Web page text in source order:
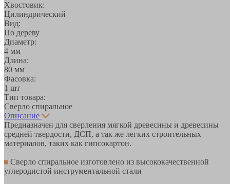
Хвостовик:
Цилиндрический
Вид:
По дереву
Диаметр:
4 мм
Длина:
80 мм
Фасовка:
1 шт
Тип товара:
Сверло спиральное
Описание
Предназначен для сверления мягкой древесины и древесины
средней твердости, ДСП, а так же легких строительных
материалов, таких как гипсокартон.
Сверло спиральное изготовлено из высококачественной
углеродистой инструментальной стали